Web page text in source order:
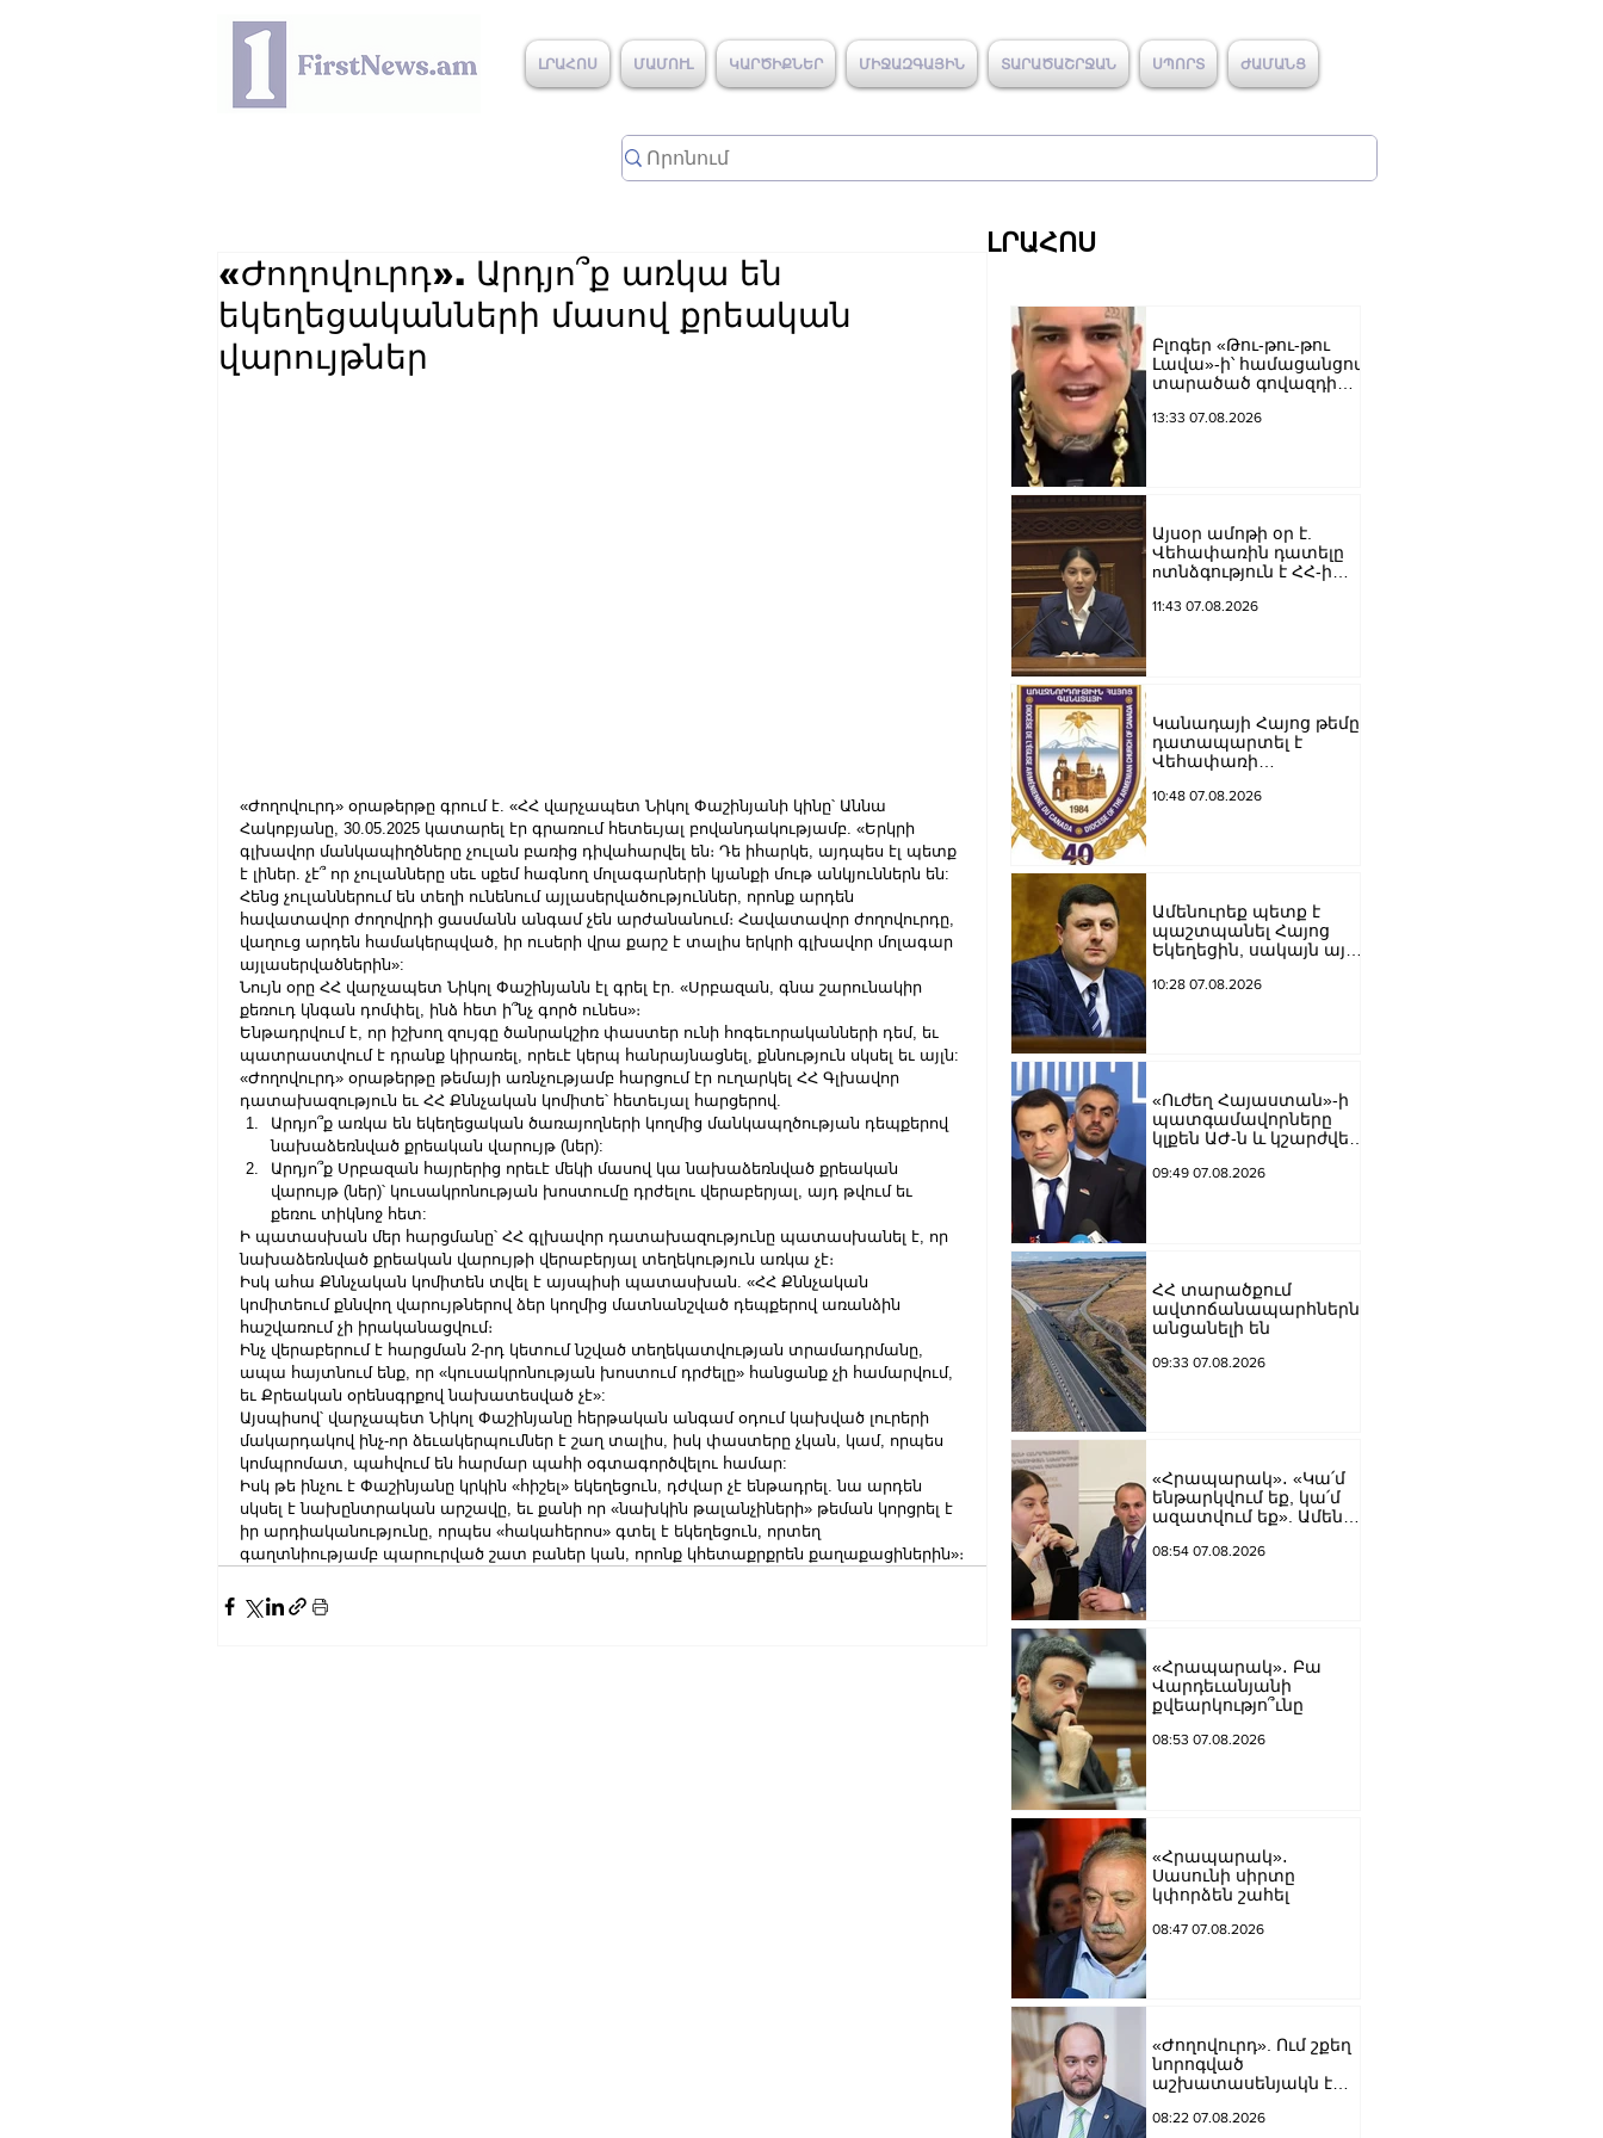
ԼՐԱՀՈՍ ՄԱՄՈՒԼ ԿԱՐԾԻՔՆԵՐ ՄԻՋԱԶԳԱՅԻՆ ՏԱՐԱԾԱՇՐՋԱՆ ՍՊՈՐՏ ԺԱՄԱՆՑ
«Ժողովուրդ». Արդյո՞ք առկա են
եկեղեցականների մասով քրեական
վարույթներ
«Ժողովուրդ» օրաթերթը գրում է. «ՀՀ վարչապետ Նիկոլ Փաշինյանի կինը՝ Աննա
Հակոբյանը, 30.05.2025 կատարել էր գրառում հետեւյալ բովանդակությամբ. «Երկրի
գլխավոր մանկապիղծները չուլան բառից դիվահարվել են։ Դե իհարկե, այդպես էլ պետք
է լիներ. չէ՞ որ չուլանները սեւ սքեմ հագնող մոլագարների կյանքի մութ անկյուններն են:
Հենց չուլաններում են տեղի ունենում այլասերվածություններ, որոնք արդեն
հավատավոր ժողովրդի ցասմանն անգամ չեն արժանանում։ Հավատավոր ժողովուրդը,
վաղուց արդեն համակերպված, իր ուսերի վրա քարշ է տալիս երկրի գլխավոր մոլագար
այլասերվածներին»:
Նույն օրը ՀՀ վարչապետ Նիկոլ Փաշինյանն էլ գրել էր. «Սրբազան, գնա շարունակիր
քեռուդ կնգան դոմփել, ինձ հետ ի՞նչ գործ ունես»։
Ենթադրվում է, որ իշխող զույգը ծանրակշիռ փաստեր ունի հոգեւորականների դեմ, եւ
պատրաստվում է դրանք կիրառել, որեւէ կերպ հանրայնացնել, քննություն սկսել եւ այլն:
«Ժողովուրդ» օրաթերթը թեմայի առնչությամբ հարցում էր ուղարկել ՀՀ Գլխավոր
դատախազություն եւ ՀՀ Քննչական կոմիտե՝ հետեւյալ հարցերով.
Արդյո՞ք առկա են եկեղեցական ծառայողների կողմից մանկապղծության դեպքերով
նախաձեռնված քրեական վարույթ (ներ):
Արդյո՞ք Սրբազան հայրերից որեւէ մեկի մասով կա նախաձեռնված քրեական
վարույթ (ներ)՝ կուսակրոնության խոստումը դրժելու վերաբերյալ, այդ թվում եւ
քեռու տիկնոջ հետ:
Ի պատասխան մեր հարցմանը՝ ՀՀ գլխավոր դատախազությունը պատասխանել է, որ
նախաձեռնված քրեական վարույթի վերաբերյալ տեղեկություն առկա չէ։
Իսկ ահա Քննչական կոմիտեն տվել է այսպիսի պատասխան. «ՀՀ Քննչական
կոմիտեում քննվող վարույթներով ձեր կողմից մատնանշված դեպքերով առանձին
հաշվառում չի իրականացվում։
Ինչ վերաբերում է հարցման 2-րդ կետում նշված տեղեկատվության տրամադրմանը,
ապա հայտնում ենք, որ «կուսակրոնության խոստում դրժելը» հանցանք չի համարվում,
եւ Քրեական օրենսգրքով նախատեսված չէ»:
Այսպիսով՝ վարչապետ Նիկոլ Փաշինյանը հերթական անգամ օդում կախված լուրերի
մակարդակով ինչ-որ ձեւակերպումներ է շաղ տալիս, իսկ փաստերը չկան, կամ, որպես
կոմպրոմատ, պահվում են հարմար պահի օգտագործվելու համար:
Իսկ թե ինչու է Փաշինյանը կրկին «հիշել» եկեղեցուն, դժվար չէ ենթադրել. նա արդեն
սկսել է նախընտրական արշավը, եւ քանի որ «նախկին թալանչիների» թեման կորցրել է
իր արդիականությունը, որպես «հակահերոս» գտել է եկեղեցուն, որտեղ
գաղտնիությամբ պարուրված շատ բաներ կան, որոնք կհետաքրքրեն քաղաքացիներին»։
ԼՐԱՀՈՍ
Բլոգեր «Թու-թու-թու
Լավա»-ի՝ համացանցով
տարածած գովազդի
ոստիկանությունը
13:33 07.08.2026
Այսօր ամոթի օր է.
Վեհափառին դատելը
nտնձգություն է ՀՀ-ի
նկատմամբ.
11:43 07.08.2026
Կանադայի Հայոց թեմը
դատապարտել է
Վեհափառի
հետապնդումը
10:48 07.08.2026
Ամենուրեք պետք է
պաշտպանել Հայոց
Եկեղեցին, սակայն այս
հանդարտվելու և
10:28 07.08.2026
«Ուժեղ Հայաստան»-ի
պատգամավորները
կլքեն ԱԺ-ն և կշարժվեն
09:49 07.08.2026
ՀՀ տարածքում
ավտոճանապարհներն
անցանելի են
09:33 07.08.2026
«Հրապարակ»․ «Կա՛մ
ենթարկվում եք, կա՛մ
ազատվում եք». Ամեն
«ցար ի բոգ է» իրեն
08:54 07.08.2026
«Հրապարակ»․ Բա
Վարդեւանյանի
քվեարկությո՞ւնը
08:53 07.08.2026
«Հրապարակ»․
Սասունի սիրտը
կփորձեն շահել
08:47 07.08.2026
«Ժողովուրդ». Ում շքեղ
նորոգված
աշխատասենյակն է
Հարությունյանին
08:22 07.08.2026